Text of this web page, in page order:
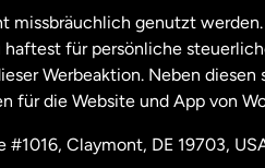
missbräuchlich genutzt
haftest für persönliche
Werbeaktion. Neben
für die Website und App von
#1016, Claymont, DE 19703,